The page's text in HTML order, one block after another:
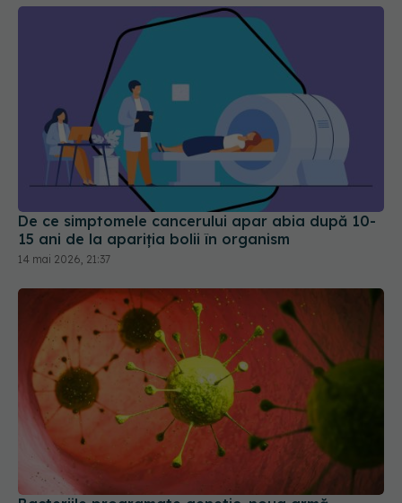
De ce simptomele cancerului apar abia după 10-
15 ani de la apariția bolii în organism
14 mai 2026, 21:37